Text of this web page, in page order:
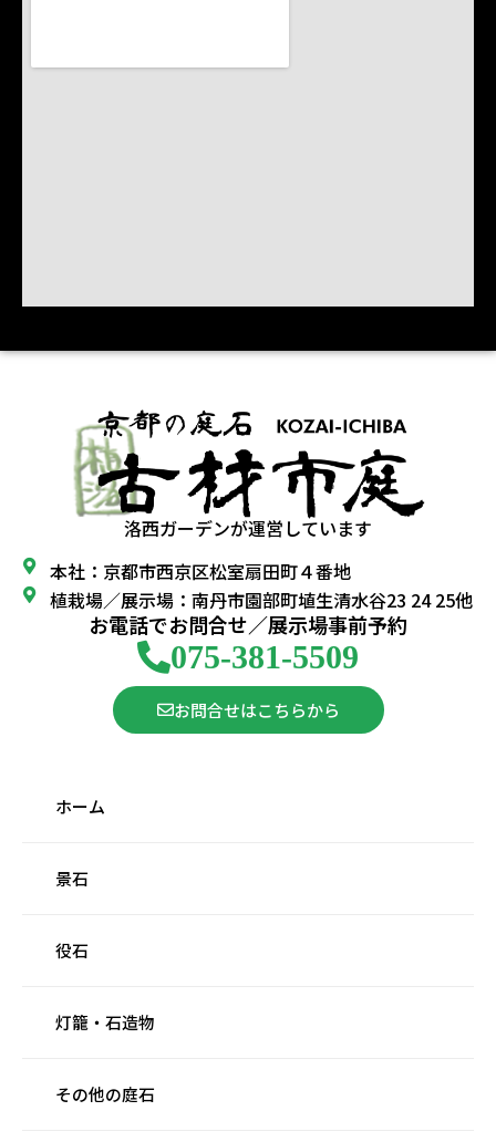
洛西ガーデンが運営しています
本社：京都市西京区松室扇田町４番地
植栽場／展示場：南丹市園部町埴生清水谷23 24 25他
お電話でお問合せ／展示場事前予約
075-381-5509
お問合せはこちらから
ホーム
景石
役石
灯籠・石造物
その他の庭石